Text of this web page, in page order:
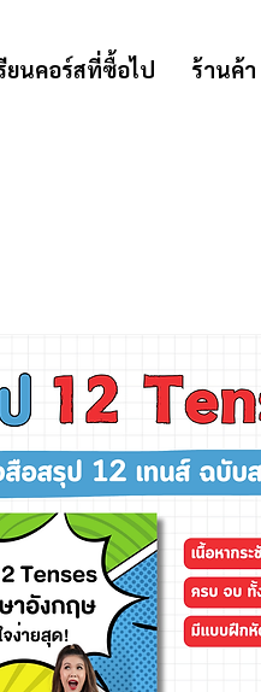
ยนคอร์สที่ซื้อไป ร้านค้า